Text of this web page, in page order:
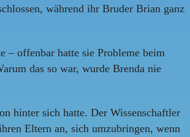
während ihr Bruder Brian ganz
– offenbar hatte sie Probleme beim
das so war, wurde Brenda nie
hinter sich hatte. Der Wissenschaftler
Eltern an, sich umzubringen, wenn